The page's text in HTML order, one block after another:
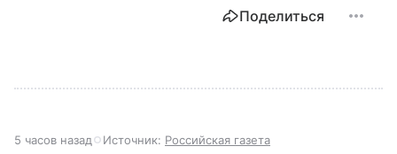
Поделиться
5 часов назад Источник: Российская газета